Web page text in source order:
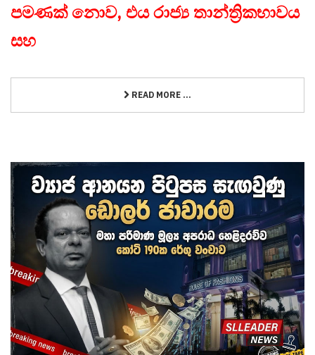
පමණක් නොව, එය රාජ්‍ය තාන්ත්‍රිකභාවය
සහ
READ MORE ...